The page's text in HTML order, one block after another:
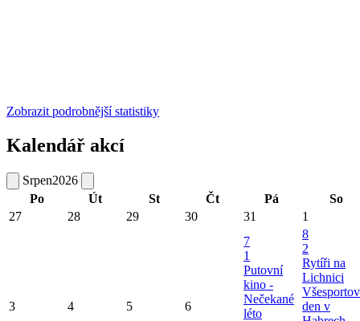
Zobrazit podrobnější statistiky
Kalendář akcí
Srpen2026
Po
Út St Čt Pá
So
27
28 29 30 31 1
3 4 5 6
7
1
Putovní
kino -
Nečekané
léto
8
2
Rytíři na
Lichnici
den v